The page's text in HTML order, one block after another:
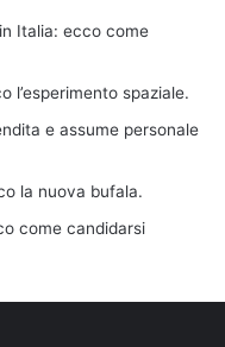
Italia: ecco come
l’esperimento spaziale.
e assume personale
la nuova bufala.
come candidarsi